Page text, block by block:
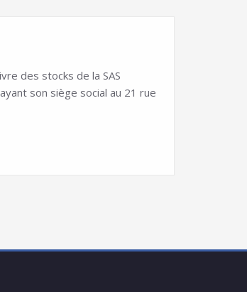
des stocks de la SAS
son siège social au 21 rue